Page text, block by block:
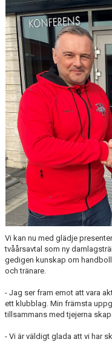
Vi kan nu med glädje
tvåårsavtal som ny
gedigen kunskap om
och tränare.
- Jag ser fram emot att vara
ett klubblag. Min främsta
tillsammans med tjejerna
- Vi är väldigt glada att vi har